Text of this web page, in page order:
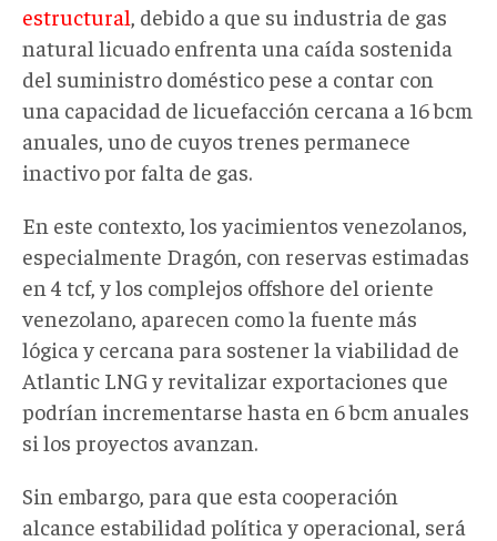
estructural , debido a que su industria de gas
natural licuado enfrenta una caída sostenida
del suministro doméstico pese a contar con
una capacidad de licuefacción cercana a 16 bcm
anuales, uno de cuyos trenes permanece
inactivo por falta de gas.
En este contexto, los yacimientos venezolanos
especialmente Dragón, con reservas estimadas
en 4 tcf, y los complejos offshore del oriente
venezolano aparecen como la fuente más
lógica y cercana para sostener la viabilidad de
Atlantic LNG y revitalizar exportaciones que
podrían incrementarse hasta en 6 bcm anuales
si los proyectos avanzan.
Sin embargo, para que esta cooperación
alcance estabilidad política y operacional, será